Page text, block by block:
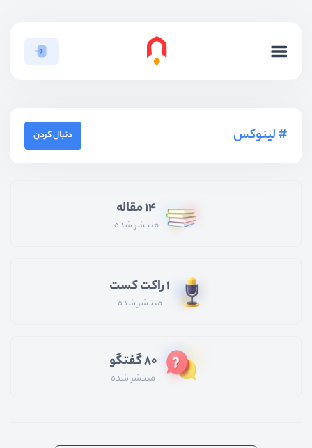
لینوکس دنبال کردن
14 مقاله
منتشر شده
1 راکت کست
منتشر شده
80 گفتگو
منتشر شده